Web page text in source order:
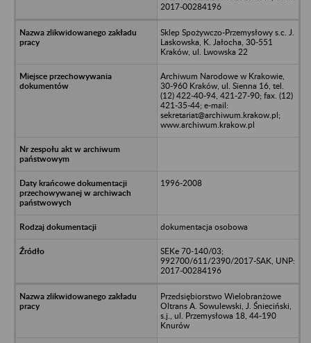
2017-00284196
Sklep Spożywczo-Przemysłowy s.c. J.
Laskowska, K. Jałocha, 30-551
Kraków, ul. Lwowska 22
Archiwum Narodowe w Krakowie,
30-960 Kraków, ul. Sienna 16, tel.
(12) 422-40-94, 421-27-90; fax. (12)
421-35-44; e-mail:
sekretariat@archiwum.krakow.pl;
www.archiwum.krakow.pl
1996-2008
dokumentacja osobowa
SEKe 70-140/03;
992700/611/2390/2017-SAK, UNP:
2017-00284196
Przedsiębiorstwo Wielobranżowe
Oltrans A. Sowulewski, J. Śnieciński,
s.j., ul. Przemysłowa 18, 44-190
Knurów